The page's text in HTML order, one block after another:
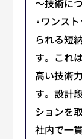
～技術に
⋆ワンス
られる短
す。これ
高い技術
す。設計
ションを
社内で一